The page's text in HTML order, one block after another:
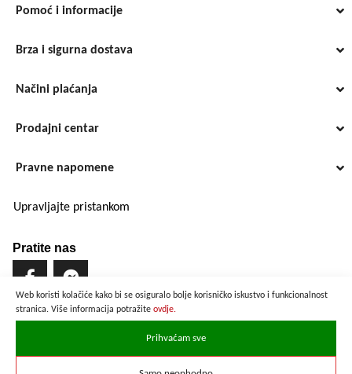
Web koristi kolačiće kako bi se osiguralo bolje korisničko iskustvo i funkcionalnost
stranica. Više informacija potražite ovdje.
Prihvaćam sve
Pomoć i informacije
Brza i sigurna dostava
Načini plaćanja
Prodajni centar
Pravne napomene
Upravljajte pristankom
Pratite nas
Brzo i sigurno plaćanje